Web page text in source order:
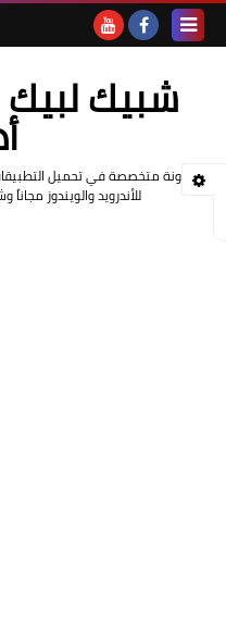
شبيك لبيك
مدونة متخصصة في تحميل
للأندرويد والويندوز